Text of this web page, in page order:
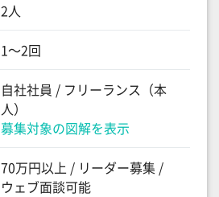
2人
1〜2回
自社社員 / フリーランス（本
人）
募集対象の図解を表示
70万円以上 / リーダー募集 /
ウェブ面談可能